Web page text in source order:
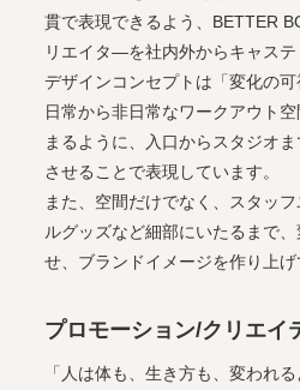
貫で表現できるよう、BETTER
リエイタ―を社内外からキャステ
デザインコンセプトは「変化の可
日常から非日常なワークアウト
まるように、入口からスタジオ
させることで表現しています。
また、空間だけでなく、スタッ
ルグッズなど細部にいたるまで
せ、ブランドイメージを作り上げ
プロモーション/クリエイ
「人は体も、生き方も、変われ